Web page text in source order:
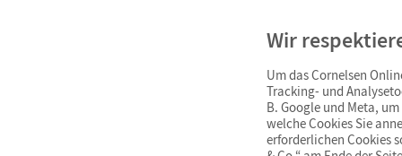
Persönliche Angebote für Lehrkräfte
Sicheres Einkaufen mit SSL-Verschlüsselung
Widerrufsfristvon 4 Wochen
Wir
Um das Cornelsen
Tracking- und
B. Google und Meta,
welche Cookies Sie
erforderlichen Cookies